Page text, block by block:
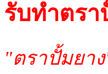
รับทำตรา
"ตราปั้มยา